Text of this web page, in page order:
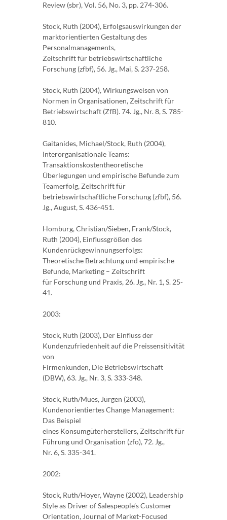
Review (sbr), Vol. 56, No. 3, pp. 274-306.
Stock, Ruth (2004), Erfolgsauswirkungen der
marktorientierten Gestaltung des
Personalmanagements,
Zeitschrift für betriebswirtschaftliche
Forschung (zfbf), 56. Jg., Mai, S. 237-258.
Stock, Ruth (2004), Wirkungsweisen von
Normen in Organisationen, Zeitschrift für
Betriebswirtschaft (ZfB). 74. Jg., Nr. 8, S. 785-
810.
Gaitanides, Michael/Stock, Ruth (2004),
Interorganisationale Teams:
Transaktionskostentheoretische
Überlegungen und empirische Befunde zum
Teamerfolg, Zeitschrift für
betriebswirtschaftliche Forschung (zfbf), 56.
Jg., August, S. 436-451.
Homburg, Christian/Sieben, Frank/Stock,
Ruth (2004), Einflussgrößen des
Kundenrückgewinnungserfolgs:
Theoretische Betrachtung und empirische
Befunde, Marketing – Zeitschrift
für Forschung und Praxis, 26. Jg., Nr. 1, S. 25-
41.
2003:
Stock, Ruth (2003), Der Einfluss der
Kundenzufriedenheit auf die Preissensitivität
von
Firmenkunden, Die Betriebswirtschaft
(DBW), 63. Jg., Nr. 3, S. 333-348.
Stock, Ruth/Mues, Jürgen (2003),
Kundenorientiertes Change Management:
Das Beispiel
eines Konsumgüterherstellers, Zeitschrift für
Führung und Organisation (zfo), 72. Jg.,
Nr. 6, S. 335-341.
2002:
Stock, Ruth/Hoyer, Wayne (2002), Leadership
Style as Driver of Salespeople’s Customer
Orientation, Journal of Market-Focused